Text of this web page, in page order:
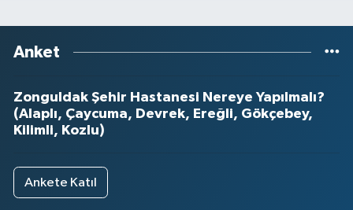
Anket
Zonguldak Şehir Hastanesi Nereye Yapılmalı?
(Alaplı, Çaycuma, Devrek, Ereğli, Gökçebey,
Kilimli, Kozlu)
Ankete Katıl